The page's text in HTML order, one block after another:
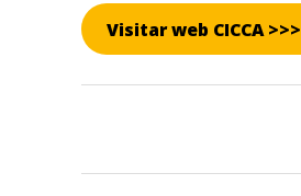
Visitar web CICCA >>>